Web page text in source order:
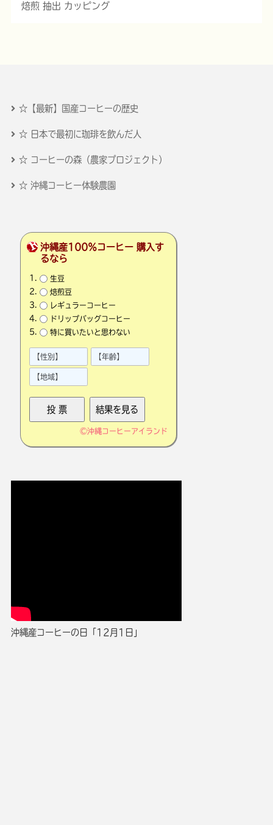
焙煎 抽出 カッピング
☆【最新】国産コーヒーの歴史
☆ 日本で最初に珈琲を飲んだ人
☆ コーヒーの森（農家プロジェクト）
☆ 沖縄コーヒー体験農園
沖縄産100％コーヒー 購入す
るなら
生豆
焙煎豆
レギュラーコーヒー
ドリップバッグコーヒー
特に買いたいと思わない
©沖縄コーヒーアイランド
沖縄産コーヒーの日「12月1日」